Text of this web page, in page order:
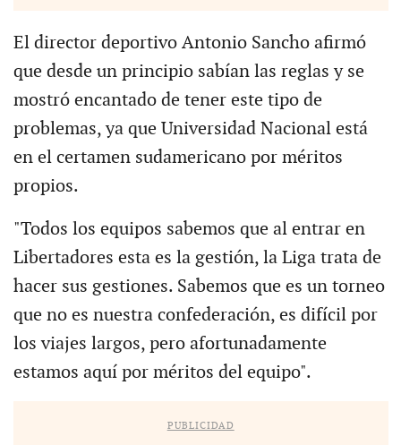
El director deportivo Antonio Sancho afirmó
que desde un principio sabían las reglas y se
mostró encantado de tener este tipo de
problemas, ya que Universidad Nacional está
en el certamen sudamericano por méritos
propios.
"Todos los equipos sabemos que al entrar en
Libertadores esta es la gestión, la Liga trata de
hacer sus gestiones. Sabemos que es un torneo
que no es nuestra confederación, es difícil por
los viajes largos, pero afortunadamente
estamos aquí por méritos del equipo".
PUBLICIDAD